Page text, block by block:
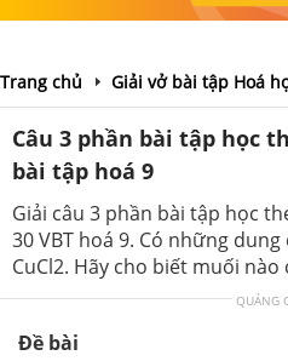
Trang chủ Giải vở bài tập Hoá
Câu 3 phần bài tập học
bài tập hoá 9
Giải câu 3 phần bài tập học
30 VBT hoá 9. Có những
CuCl2. Hãy cho biết muối
QUẢNG
Đề bài